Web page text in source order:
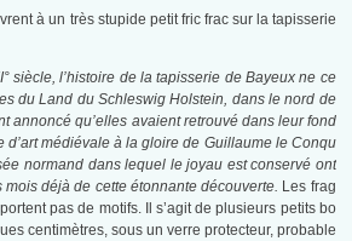
à un très stupide petit fric frac sur la tapisserie
siècle, l’histoire de la tapisserie de Bayeux ne ce
du Land du Schleswig Holstein, dans le nord de
annoncé qu’elles avaient retrouvé dans leur fond
d’art médiévale à la gloire de Guillaume le Conqu
normand dans lequel le joyau est conservé ont
déjà de cette étonnante découverte. Les frag
pas de motifs. Il s’agit de plusieurs petits bo
centimètres, sous un verre protecteur, probable